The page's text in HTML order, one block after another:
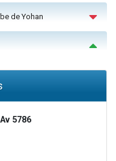
de Yohan
5786